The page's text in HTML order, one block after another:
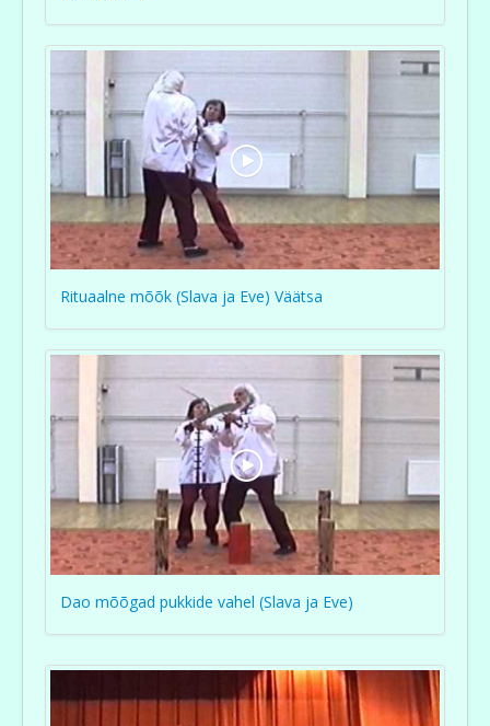
Rituaalne mõõk (Slava ja Eve) Väätsa
Dao mõõgad pukkide vahel (Slava ja Eve)